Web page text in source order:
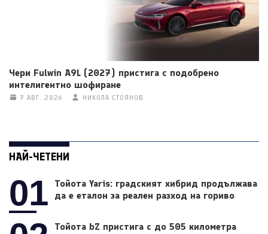
Чери Fulwin A9L (2027) пристига с подобрено
интелигентно шофиране
7 АВГ. 2026 НИКОЛА СТОЯНОВ
НАЙ-ЧЕТЕНИ
01
Тойота Yaris: градският хибрид продължава
да е еталон за реален разход на гориво
Тойота bZ пристига с до 505 километра